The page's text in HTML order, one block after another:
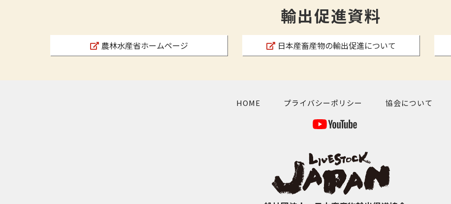
輸出促進資料
農林水産省ホームページ 日本産畜産物の輸出促進について
HOME プライバシーポリシー 協会について